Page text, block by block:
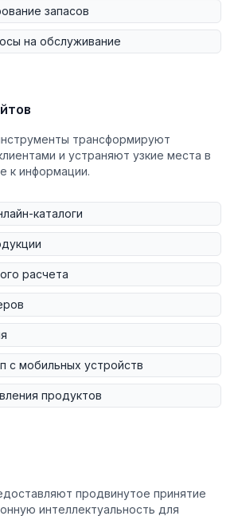
запасов
на обслуживание
трансформируют
и устраняют узкие места в
к информации.
каталоги
расчета
с мобильных устройств
продуктов
продвинутое принятие
интеллектуальность для